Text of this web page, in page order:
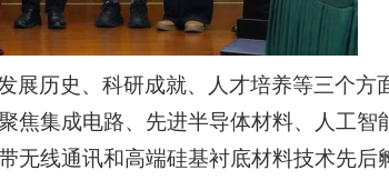
展历史、科研成就、人才培养等三个
焦集成电路、先进半导体材料、人工
无线通讯和高端硅基衬底材料技术先